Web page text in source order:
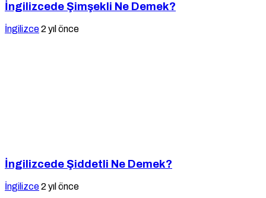
İngilizcede Şimşekli Ne Demek?
İngilizce2 yıl önce
İngilizcede Şiddetli Ne Demek?
İngilizce2 yıl önce